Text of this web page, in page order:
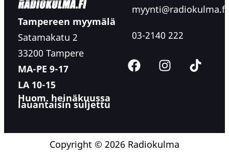
Tampereen myymälä
Satamakatu 2
33200 Tampere
MA-PE 9-17
LA 10-15
Huom. heinäkuussa
lauantaisin suljettu
myynti@radiokulma.fi
03-2140 222
Copyright © 2026 Radiokulma